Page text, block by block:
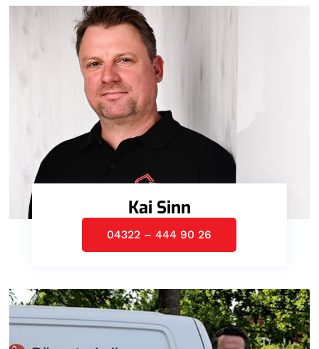
Kai Sinn
04322 – 444 90 26